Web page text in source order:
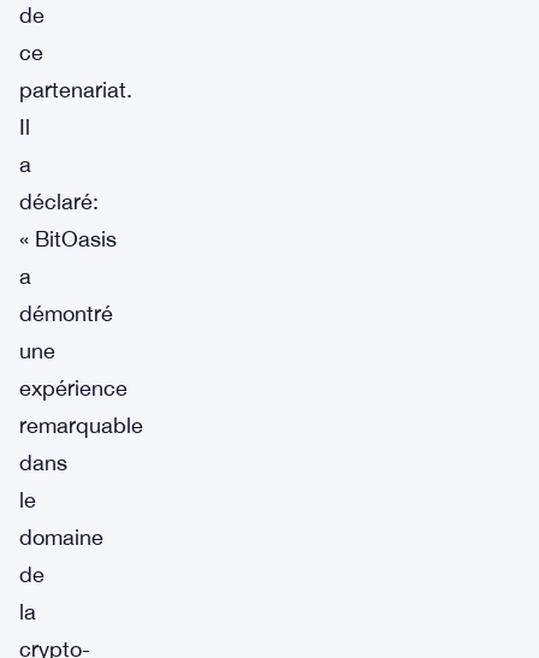
de
ce
partenariat.
Il
a
déclaré:
« BitOasis
a
démontré
une
expérience
remarquable
dans
le
domaine
de
la
crypto-